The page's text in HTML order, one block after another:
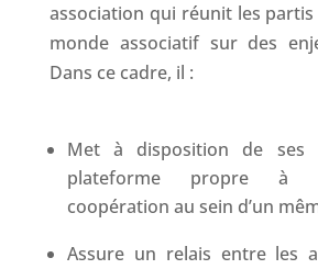
association qui réunit les
monde associatif sur des
Dans ce cadre, il :
Met à disposition de ses
plateforme propre à
coopération au sein d’un
Assure un relais entre les